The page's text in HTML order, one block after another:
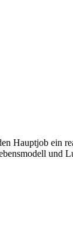
Hauptjob ein
und